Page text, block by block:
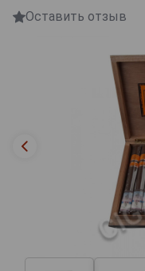
Оставить отзыв